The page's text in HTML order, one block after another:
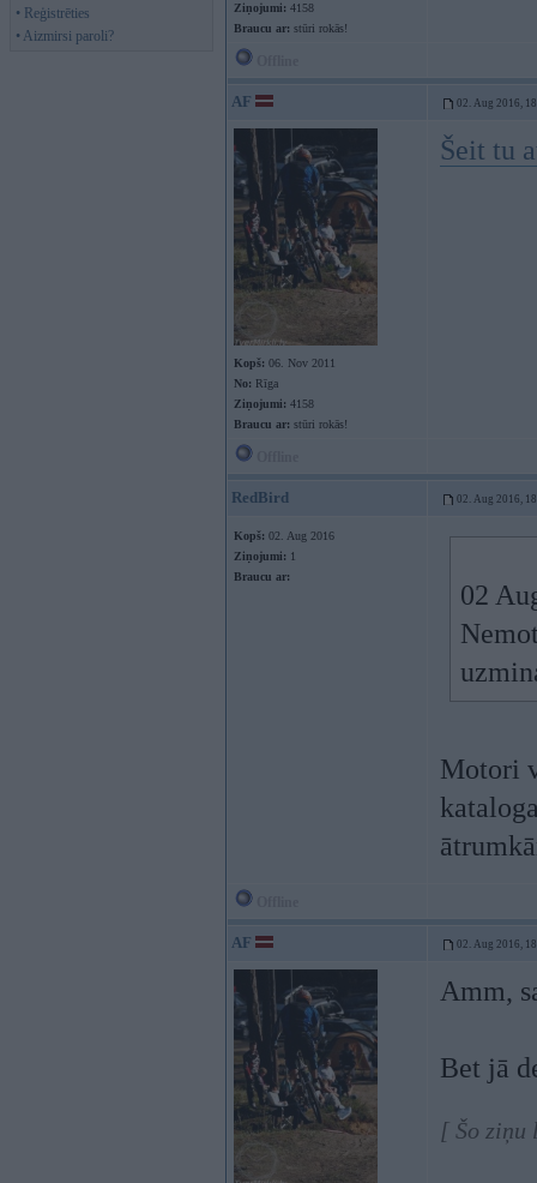
• Reģistrēties
• Aizmirsi paroli?
Ziņojumi: 4158
Braucu ar: stūri rokās!
AF 02. Aug 2016,
Kopš: 06. Nov 2011
No: Rīga
Ziņojumi: 4158
Braucu ar: stūri rokās!
Šeit tu
RedBird 02. Aug 2016,
Kopš: 02. Aug 2016
Ziņojumi: 1
Braucu ar:
02
Motori
AF 02. Aug 2016,
Amm,
Bet jā
[ Šo ziņu